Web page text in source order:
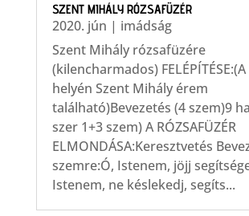
SZENT MIHÁLY RÓZSAFÜZÉR
2020. jún | imádság
Szent Mihály rózsafüzére
(kilencharmados)
helyén Szent Mihály érem
található)Bevezetés (4 szem)9
szer 1+3 szem) A RÓZSAFÜZÉR
ELMONDÁSA:Keresztvetés
szemre:Ó, Istenem, jöjj
Istenem, ne késlekedj, segíts...